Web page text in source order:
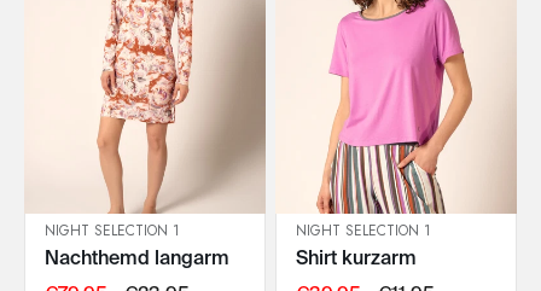
IN DEN WARENKORB
NIGHT SELECTION 1
Nachthemd langarm
IN DEN WARENKORB
NIGHT SELECTION 1
Shirt kurzarm